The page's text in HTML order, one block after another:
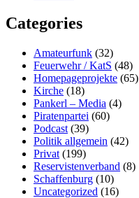
Categories
Amateurfunk (32)
Feuerwehr / KatS (48)
Homepageprojekte (65)
Kirche (18)
Pankerl – Media (4)
Piratenpartei (60)
Podcast (39)
Politik allgemein (42)
Privat (199)
Reservistenverband (8)
Schaffenburg (10)
Uncategorized (16)